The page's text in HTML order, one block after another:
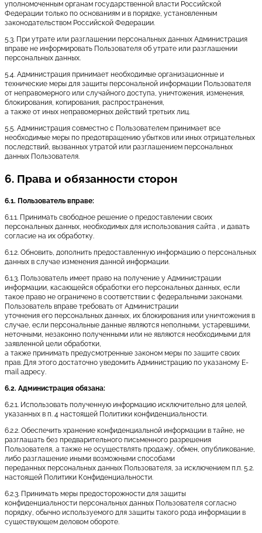
уполномоченным органам государственной власти Российской
Федерации только по основаниям и в порядке, установленным
законодательством Российской Федерации.
5.3. При утрате или разглашении персональных данных Администрация
вправе не информировать Пользователя об утрате или разглашении
персональных данных.
5.4. Администрация принимает необходимые организационные и
технические меры для защиты персональной информации Пользователя
от неправомерного или случайного доступа, уничтожения, изменения,
блокирования, копирования, распространения,
а также от иных неправомерных действий третьих лиц.
5.5. Администрация совместно с Пользователем принимает все
необходимые меры по предотвращению убытков или иных отрицательных
последствий, вызванных утратой или разглашением персональных
данных Пользователя.
6. Права и обязанности сторон
6.1. Пользователь вправе:
6.1.1. Принимать свободное решение о предоставлении своих
персональных данных, необходимых для использования сайта , и давать
согласие на их обработку.
6.1.2. Обновить, дополнить предоставленную информацию о персональных
данных в случае изменения данной информации.
6.1.3. Пользователь имеет право на получение у Администрации
информации, касающейся обработки его персональных данных, если
такое право не ограничено в соответствии с федеральными законами.
Пользователь вправе требовать от Администрации
уточнения его персональных данных, их блокирования или уничтожения в
случае, если персональные данные являются неполными, устаревшими,
неточными, незаконно полученными или не являются необходимыми для
заявленной цели обработки,
а также принимать предусмотренные законом меры по защите своих
прав. Для этого достаточно уведомить Администрацию по указаному E-
mail адресу.
6.2. Администрация обязана:
6.2.1. Использовать полученную информацию исключительно для целей,
указанных в п. 4 настоящей Политики конфиденциальности.
6.2.2. Обеспечить хранение конфиденциальной информации в тайне, не
разглашать без предварительного письменного разрешения
Пользователя, а также не осуществлять продажу, обмен, опубликование,
либо разглашение иными возможными способами
переданных персональных данных Пользователя, за исключением п.п. 5.2.
настоящей Политики Конфиденциальности.
6.2.3. Принимать меры предосторожности для защиты
конфиденциальности персональных данных Пользователя согласно
порядку, обычно используемого для защиты такого рода информации в
существующем деловом обороте.